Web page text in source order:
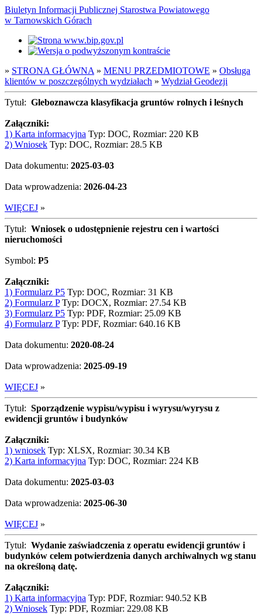
Biuletyn Informacji Publicznej Starostwa Powiatowego
w Tarnowskich Górach
» STRONA GŁÓWNA » MENU PRZEDMIOTOWE » Obsługa
klientów w poszczególnych wydziałach » Wydział Geodezji
Tytuł: Gleboznawcza klasyfikacja gruntów rolnych i leśnych
Załączniki:
1) Karta informacyjna Typ: DOC, Rozmiar: 220 KB
2) Wniosek Typ: DOC, Rozmiar: 28.5 KB
Data dokumentu: 2025-03-03
Data wprowadzenia: 2026-04-23
WIĘCEJ »
Tytuł: Wniosek o udostępnienie rejestru cen i wartości
nieruchomości
Symbol: P5
Załączniki:
1) Formularz P5 Typ: DOC, Rozmiar: 31 KB
2) Formularz PTyp: DOCX, Rozmiar: 27.54 KB
3) Formularz P5 Typ: PDF, Rozmiar: 25.09 KB
4) Formularz PTyp: PDF, Rozmiar: 640.16 KB
Data dokumentu: 2020-08-24
Data wprowadzenia: 2025-09-19
WIĘCEJ »
Tytuł: Sporządzenie wypisu/wypisu i wyrysu/wyrysu z
ewidencji gruntów i budynków
Załączniki:
1) wniosek Typ: XLSX, Rozmiar: 30.34 KB
2) Karta informacyjna Typ: DOC, Rozmiar: 224 KB
Data dokumentu: 2025-03-03
Data wprowadzenia: 2025-06-30
WIĘCEJ »
Tytuł: Wydanie zaświadczenia z operatu ewidencji gruntów i
budynków celem potwierdzenia danych archiwalnych wg stanu
na określoną datę.
Załączniki:
1) Karta informacyjna Typ: PDF, Rozmiar: 940.52 KB
2) Wniosek Typ: PDF, Rozmiar: 229.08 KB